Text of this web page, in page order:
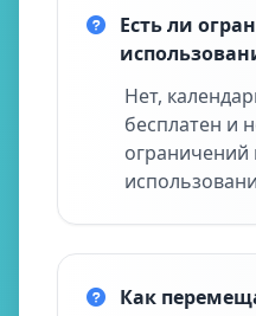
Есть ли
Нет,
бесплатен и
Как